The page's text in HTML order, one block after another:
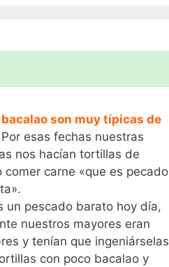
son muy típicas de
Por esas fechas nuestras
nos hacían tortillas de
comer carne «que es pecado
un pescado barato hoy día,
nuestros mayores eran
y tenían que ingeniárselas
con poco bacalao y